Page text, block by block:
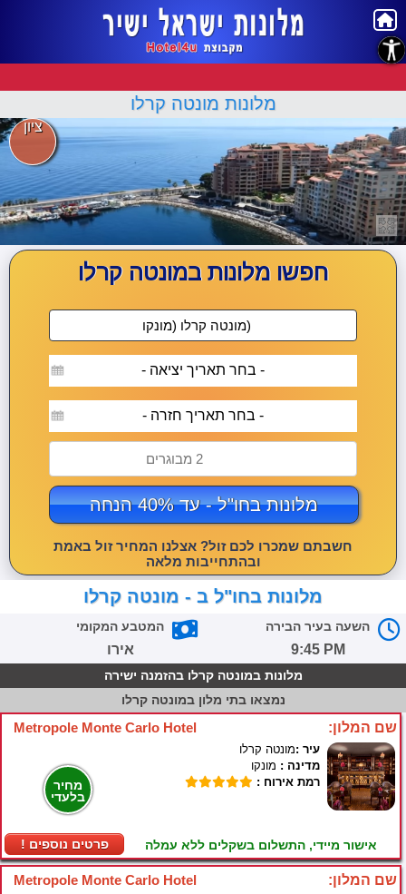
מלונות מונטה קרלו
ציון
חפשו מלונות במונטה קרלו
- בחר תאריך יציאה -
- בחר תאריך חזרה -
2 מבוגרים
מלונות בחו"ל - עד 40% הנחה
חשבתם שמכרו לכם זול? אצלנו המחיר זול באמת
ובהתחייבות מלאה
מלונות בחו"ל ב - מונטה קרלו
המטבע המקומי
אירו
השעה בעיר הבירה
9:45 PM
מלונות במונטה קרלו בהזמנה ישירה
נמצאובתי מלון במונטה קרלו
Metropole Monte Carlo Hotel שם המלון:
מחיר
בלעדי
! פרטים נוספים
עיר :מונטה קרלו
מדינה : מונקו
רמת אירוח :
אישור מיידי, התשלום בשקלים ללא עמלה
Metropole Monte Carlo Hotel שם המלון:
נגישות